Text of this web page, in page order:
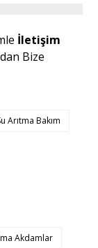
İletişim
Bize
Arıtma Bakım
Akdamlar